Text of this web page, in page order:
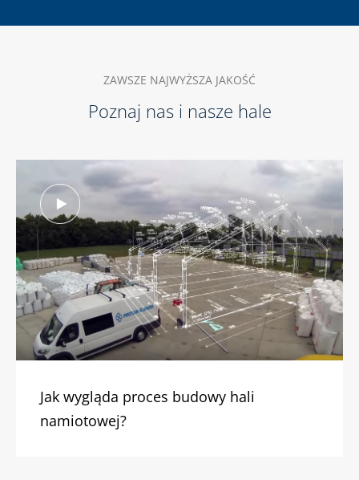
ZAWSZE NAJWYŻSZA JAKOŚĆ
Poznaj nas i nasze hale
Jak wygląda proces budowy hali
namiotowej?